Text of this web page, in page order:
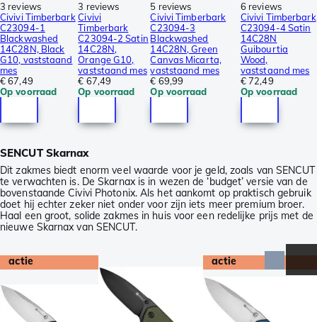
3 reviews
Civivi Timberbark
C23094-1
Blackwashed
14C28N, Black
G10, vaststaand
mes
€ 67,49
Op voorraad
3 reviews
Civivi
Timberbark
C23094-2 Satin
14C28N,
Orange G10,
vaststaand mes
€ 67,49
Op voorraad
5 reviews
Civivi Timberbark
C23094-3
Blackwashed
14C28N, Green
Canvas Micarta,
vaststaand mes
€ 69,99
Op voorraad
6 reviews
Civivi Timberbark
C23094-4 Satin
14C28N
Guibourtia
Wood,
vaststaand mes
€ 72,49
Op voorraad
SENCUT Skarnax
Dit zakmes biedt enorm veel waarde voor je geld, zoals van SENCUT
te verwachten is. De Skarnax is in wezen de ‘budget’ versie van de
bovenstaande Civivi Photonix. Als het aankomt op praktisch gebruik
doet hij echter zeker niet onder voor zijn iets meer premium broer.
Haal een groot, solide zakmes in huis voor een redelijke prijs met de
nieuwe Skarnax van SENCUT.
actie actie